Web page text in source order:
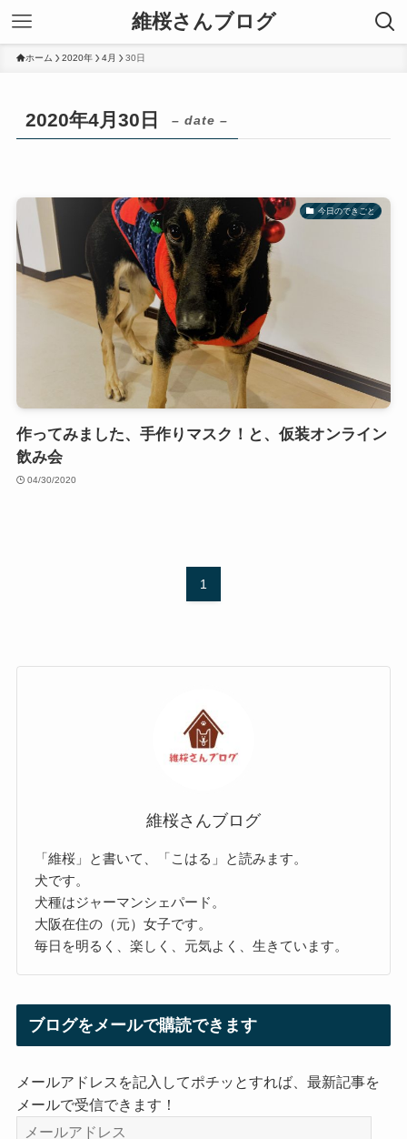
維桜さんブログ
ホーム 2020年 4月 30日
2020年4月30日 – date –
今日のできごと
作ってみました、手作りマスク！と、仮装オンライン
飲み会
04/30/2020
1
維桜さんブログ
「維桜」と書いて、「こはる」と読みます。
犬です。
犬種はジャーマンシェパード。
大阪在住の（元）女子です。
毎日を明るく、楽しく、元気よく、生きています。
ブログをメールで購読できます
メールアドレスを記入してポチッとすれば、最新記事を
メールで受信できます！
メ